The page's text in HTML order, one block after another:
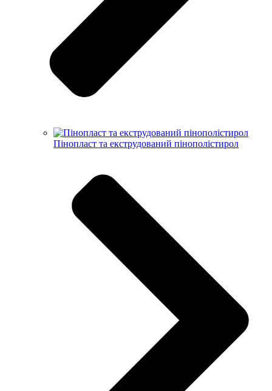
Пінопласт та екструдований пінополістирол